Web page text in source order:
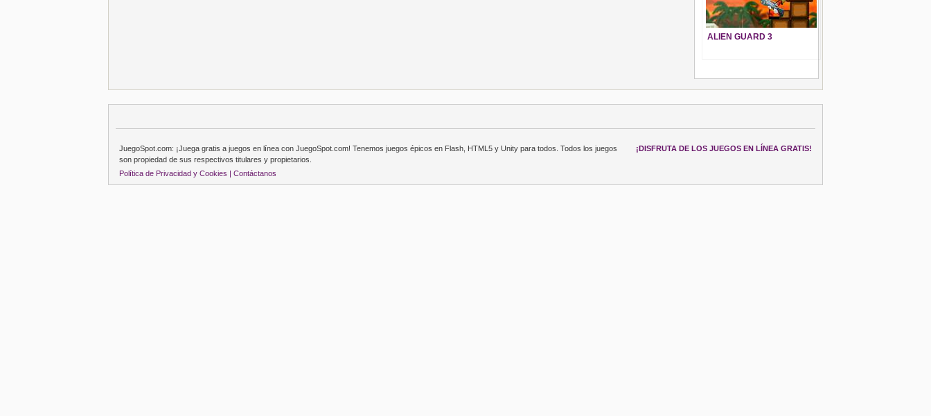
ALIEN GUARD 3
¡DISFRUTA DE LOS JUEGOS EN LÍNEA GRATIS!
JuegoSpot.com: ¡Juega gratis a juegos en línea con JuegoSpot.com! Tenemos juegos épicos en Flash, HTML5 y Unity para todos. Todos los juegos
son propiedad de sus respectivos titulares y propietarios.
Política de Privacidad y Cookies | Contáctanos